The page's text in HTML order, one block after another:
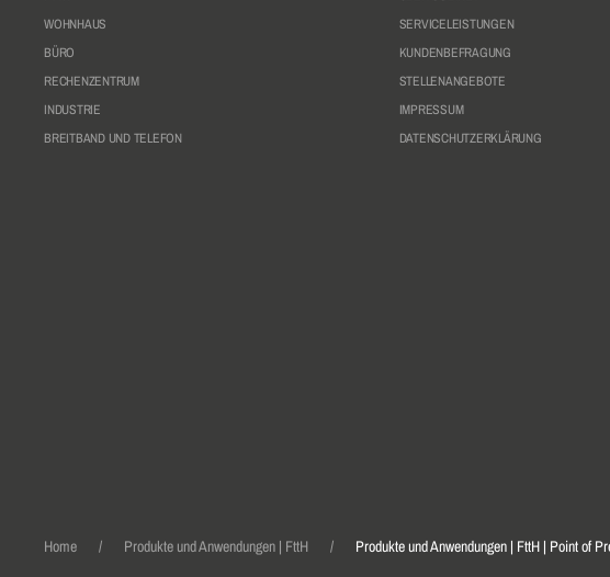
WOHNHAUS
BÜRO
RECHENZENTRUM
INDUSTRIE
BREITBAND UND TELEFON
SERVICELEISTUNGEN
KUNDENBEFRAGUNG
STELLENANGEBOTE
IMPRESSUM
DATENSCHUTZERKLÄRUNG
Home Produkte und Anwendungen | FttH Produkte und Anwendungen | FttH | Point of